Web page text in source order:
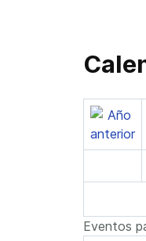
Eventos